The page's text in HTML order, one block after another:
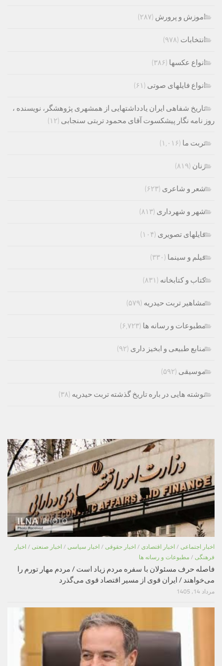
اموزش و پرورش (۲۸۷)
انتخابات (۹۷۸)
انواع عکسها (۳۸۶)
انواع فایلهای صوتی (۶۱)
تاریخ شفاهی ایران یادداشتهایی از همشهری پژوهشگر، نویسنده ،
روز نامه نگار پیشکسوت آقای محمود تربتی سنجابی (۱۲)
تربت ما (۱,۰۱۶)
زنان (۸۱۹)
شعر و شاعری (۶۲۳)
شهر و شهرداری (۸۱۳)
فایلهای تصویری (۱۰۴)
فیلم و سینما (۳۳۰)
کتاب و کتابخانه (۸۳۱)
مشاهیر تربت حیدریه (۵۷۹)
مطبوعات و رسانه ها (۶,۷۲۳)
منابع طبیعی و ابخیز داری (۹۲)
موسیقی (۵۹۲)
نوشته هایی در باره تاریخ گذشته تربت حیدریه (۳۸)
اخبار اجتماعی / اخبار اقتصادی / اخبار حقوقی / اخبار سیاسی / اخبار صنعتی / اخبار
فرهنگی / مطبوعات و رسانه ها
فاصله حرف مسئولان با سفره مردم زیاد است / مردم مهار تورم را
می‌خواهند / ایران قوی از مسیر اقتصاد قوی می‌گذرد
مرداد 14, 1405